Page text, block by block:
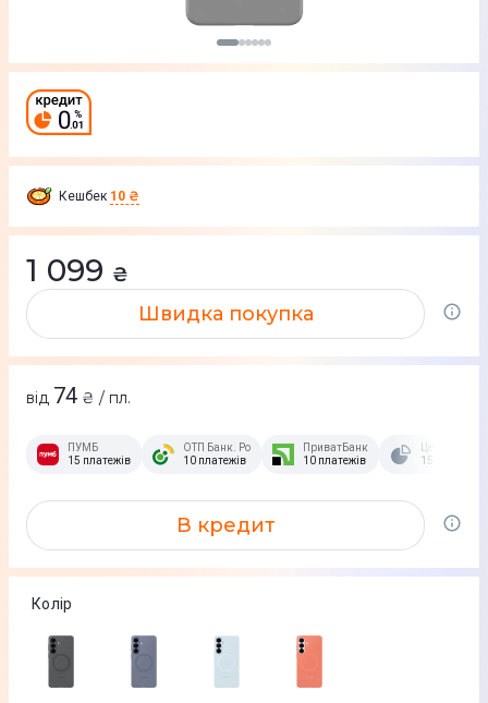
Кешбек 10 ₴
1 099 ₴
Швидка покупка
від 74 ₴ / пл.
ПУМБ
15 платежів
ОТП Банк. Розстрочка Скибочка.
10 платежів
ПриватБанк
10 платежів
15 платежів
В кредит
Колір